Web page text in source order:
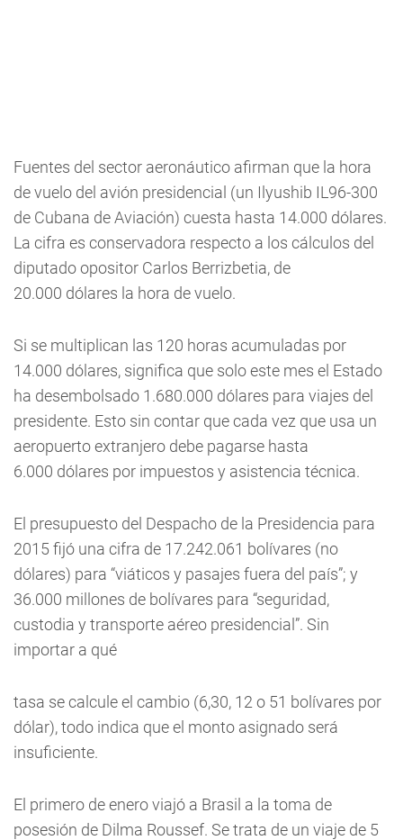
Fuentes del sector aeronáutico afirman que la hora
de vuelo del avión presidencial (un Ilyushib IL96-300
de Cubana de Aviación) cuesta hasta 14.000 dólares.
La cifra es conservadora respecto a los cálculos del
diputado opositor Carlos Berrizbetia, de
20.000 dólares la hora de vuelo.
Si se multiplican las 120 horas acumuladas por
14.000 dólares, significa que solo este mes el Estado
ha desembolsado 1.680.000 dólares para viajes del
presidente. Esto sin contar que cada vez que usa un
aeropuerto extranjero debe pagarse hasta
6.000 dólares por impuestos y asistencia técnica.
El presupuesto del Despacho de la Presidencia para
2015 fijó una cifra de 17.242.061 bolívares (no
dólares) para “viáticos y pasajes fuera del país”; y
36.000 millones de bolívares para “seguridad,
custodia y transporte aéreo presidencial”. Sin
importar a qué
tasa se calcule el cambio (6,30, 12 o 51 bolívares por
dólar), todo indica que el monto asignado será
insuficiente.
El primero de enero viajó a Brasil a la toma de
posesión de Dilma Roussef. Se trata de un viaje de 5